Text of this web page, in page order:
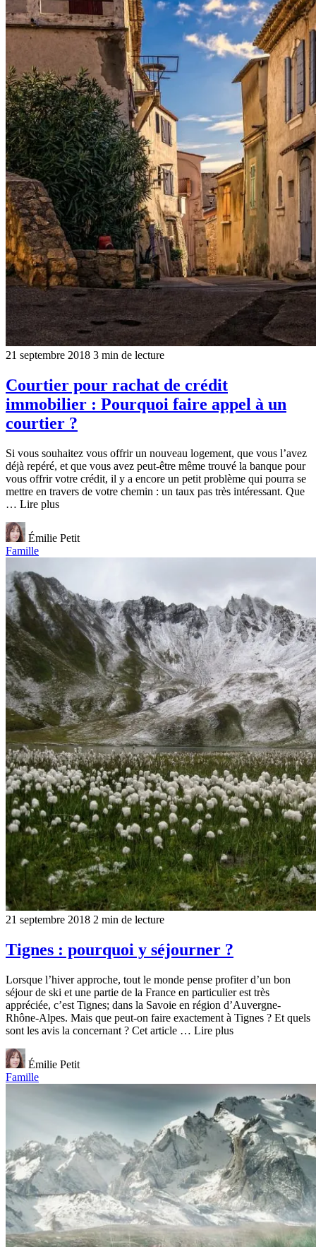
21 septembre 2018 3 min de lecture
Courtier pour rachat de crédit
immobilier : Pourquoi faire appel à un
courtier ?
Si vous souhaitez vous offrir un nouveau logement, que vous l’avez
déjà repéré, et que vous avez peut-être même trouvé la banque pour
vous offrir votre crédit, il y a encore un petit problème qui pourra se
mettre en travers de votre chemin : un taux pas très intéressant. Que
… Lire plus
Émilie Petit
Famille
21 septembre 2018 2 min de lecture
Tignes : pourquoi y séjourner ?
Lorsque l’hiver approche, tout le monde pense profiter d’un bon
séjour de ski et une partie de la France en particulier est très
appréciée, c’est Tignes; dans la Savoie en région d’Auvergne-
Rhône-Alpes. Mais que peut-on faire exactement à Tignes ? Et quels
sont les avis la concernant ? Cet article … Lire plus
Émilie Petit
Famille